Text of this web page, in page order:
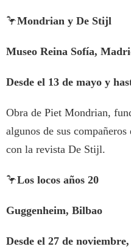
🦩Mondrian y De Stijl
Museo Reina Sofía,
Desde el 13 de mayo y
Obra de Piet Mondrian,
algunos de sus
con la revista De Stijl.
🦩Los locos años 20
Guggenheim, Bilbao
Desde el 27 de